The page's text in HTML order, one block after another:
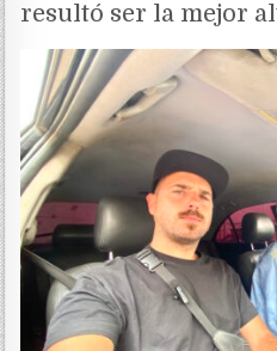
resultó ser la mejor